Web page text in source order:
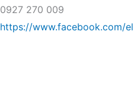
0927 270 009
https://www.facebook.com/